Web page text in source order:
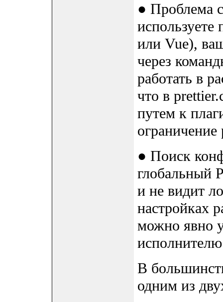
● Проблема
или Vue),
через
работать в
что в
путем к
● Поиск
глобальный
и не видит
настройках
можно явно
В
одним из